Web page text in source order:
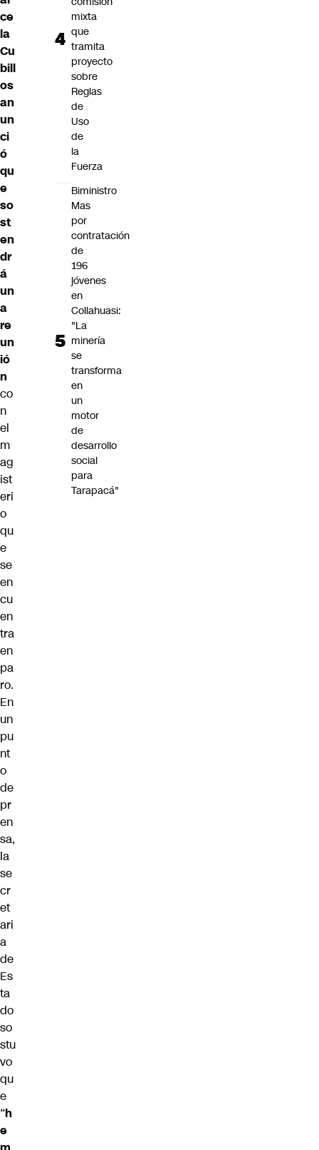
ce
la
Cu
bill
os
an
un
ci
ó
qu
e
so
st
en
dr
á
un
a
re
un
ió
n
co
n
el
m
ag
ist
eri
o
qu
e
se
en
cu
en
tra
en
pa
ro.
En
un
pu
nt
o
de
pr
en
sa,
la
se
cr
et
ari
a
de
Es
ta
do
so
stu
vo
qu
e
“h
e
mixta
que
tramita
proyecto
sobre
Reglas
de
Uso
de
la
Fuerza
Biministro
Mas
por
contratación
de
196
jóvenes
en
Collahuasi:
"La
minería
se
transforma
en
un
motor
de
desarrollo
social
para
Tarapacá"